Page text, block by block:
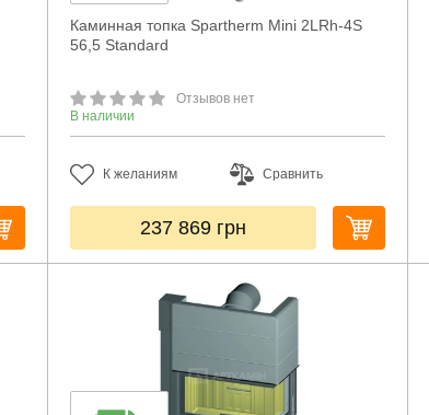
Каминная топка Spartherm Mini 2LRh-4S
56,5 Standard
Отзывов нет
В наличии
К желаниям Сравнить
237 869 грн